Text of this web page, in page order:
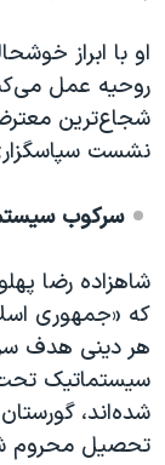
او با ابراز
روحیه عمل
شجاع‌ترین
نشست
سرکوب
شاهزاده رضا
که «جمهوری
هر دینی هدف
سیستماتیک تحت
شده‌اند،
تحصیل محروم